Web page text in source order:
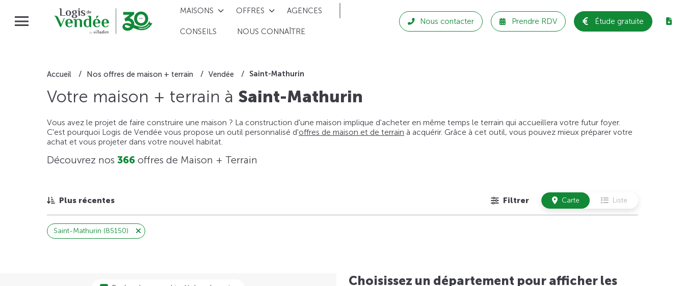
MAISONS OFFRES AGENCES
CONSEILS NOUS CONNAÎTRE
Nous contacter Prendre RDV Étude gratuite
Accueil Nos offres de maison + terrain Vendée Saint-Mathurin
Votre maison + terrain à Saint-Mathurin
Vous avez le projet de faire construire une maison ? La construction d'une maison implique d'acheter en même temps le terrain qui accueillera votre futur foyer.
C'est pourquoi Logis de Vendée vous propose un outil personnalisé d'offres de maison et de terrain à acquérir. Grâce à cet outil, vous pouvez mieux préparer votre
achat et vous projeter dans votre nouvel habitat.
Découvrez nos 366 offres de Maison + Terrain
Plus récentes Filtrer Carte Liste
Saint-Mathurin (85150)
Choisissez un département pour afficher les